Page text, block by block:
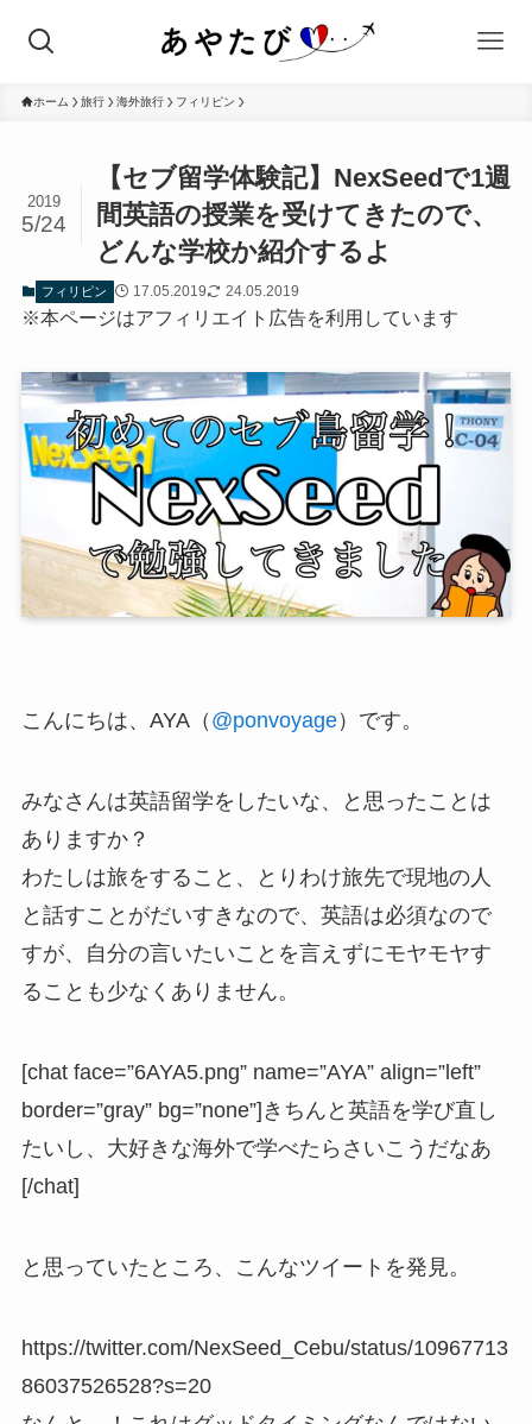
ホーム 旅行 海外旅行 フィリピン
【セブ留学体験記】NexSeedで1週
間英語の授業を受けてきたので、
どんな学校か紹介するよ
2019
5/24
フィリピン 17.05.2019 24.05.2019
※本ページはアフィリエイト広告を利用しています
こんにちは、 AYA（ @ponvoyage）です。
みなさんは英語留学をしたいな、と思ったことは
ありますか？
わたしは旅をすること、とりわけ旅先で現地の人
と話すことがだいすきなので、英語は必須なので
すが、自分の言いたいことを言えずにモヤモヤす
ることも少なくありません。
[chat face=”6AYA5.png” name=”AYA” align=”left”
border=”gray” bg=”none”]きちんと英語を学び直し
たいし、大好きな海外で学べたらさいこうだなあ
[/chat]
と思っていたところ、こんなツイートを発見。
https://twitter.com/NexSeed_Cebu/status/10967713
86037526528?s=20